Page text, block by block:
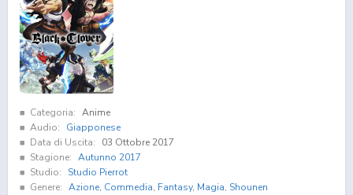
Categoria: Anime
Audio:
Giapponese
Data di Uscita:
03 Ottobre 2017
Stagione: Autunno 2017
Studio:
Studio Pierrot
Genere: Azione, Commedia, Fantasy, Magia, Shounen